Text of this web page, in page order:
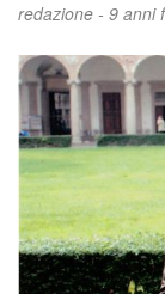
redazione - 9 anni